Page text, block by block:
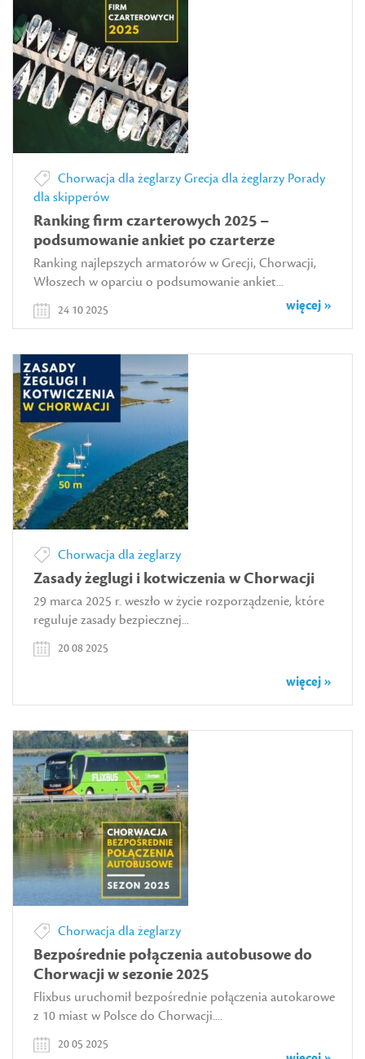
Chorwacja dla żeglarzy Grecja dla żeglarzy Porady
dla skipperów
Ranking firm czarterowych 2025 –
podsumowanie ankiet po czarterze
Ranking najlepszych armatorów w Grecji, Chorwacji,
Włoszech w oparciu o podsumowanie ankiet...
więcej »
24 10 2025
Chorwacja dla żeglarzy
Zasady żeglugi i kotwiczenia w Chorwacji
29 marca 2025 r. weszło w życie rozporządzenie, które
reguluje zasady bezpiecznej...
więcej »
20 08 2025
Chorwacja dla żeglarzy
Bezpośrednie połączenia autobusowe do
Chorwacji w sezonie 2025
Flixbus uruchomił bezpośrednie połączenia autokarowe
z 10 miast w Polsce do Chorwacji....
20 05 2025